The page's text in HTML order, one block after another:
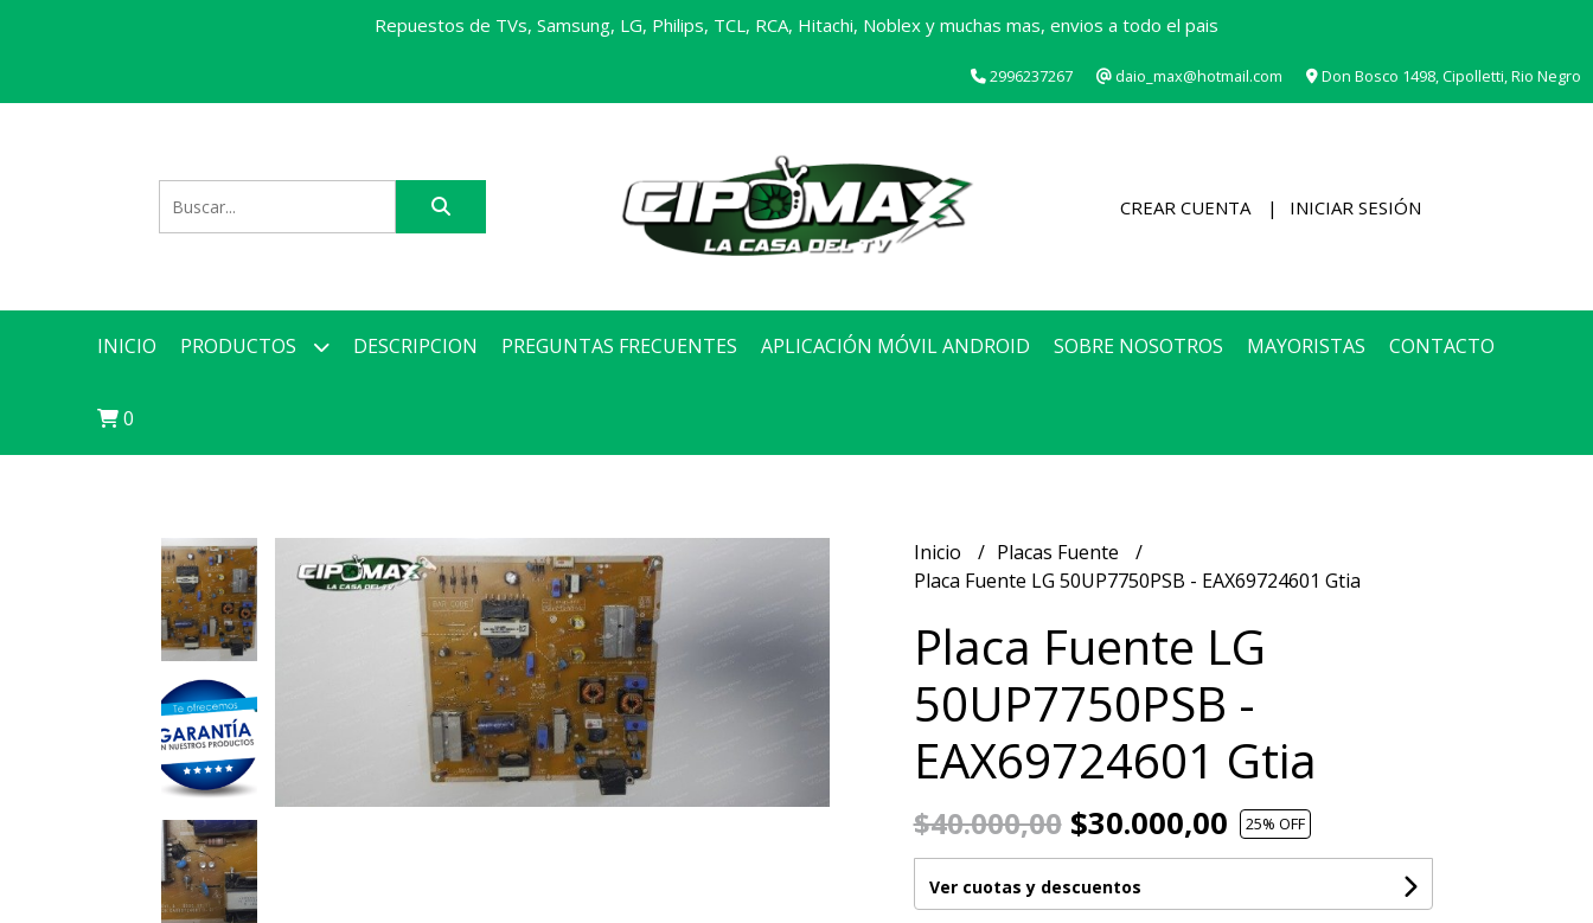
Repuestos de TVs, Samsung, LG, Philips, TCL, RCA, Hitachi, Noblex y muchas mas, envios a todo el pais
2996237267 daio_max@hotmail.com Don Bosco 1498, Cipolletti, Rio Negro
CREAR CUENTA INICIAR SESIÓN
INICIO PRODUCTOS DESCRIPCION PREGUNTAS FRECUENTES APLICACIÓN MÓVIL ANDROID SOBRE NOSOTROS MAYORISTAS CONTACTO
0
Inicio
Placas Fuente
Placa Fuente LG 50UP7750PSB - EAX69724601 Gtia
Placa Fuente LG
50UP7750PSB -
EAX69724601 Gtia
$40.000,00$30.000,00 25% OFF
Ver cuotas y descuentos